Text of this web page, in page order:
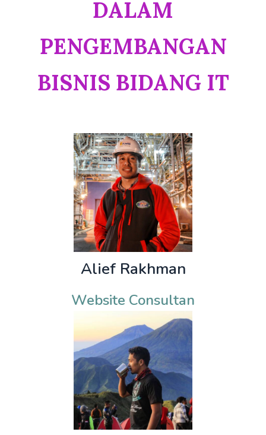
DALAM
PENGEMBANGAN
BISNIS BIDANG IT
Alief Rakhman
Website Consultan